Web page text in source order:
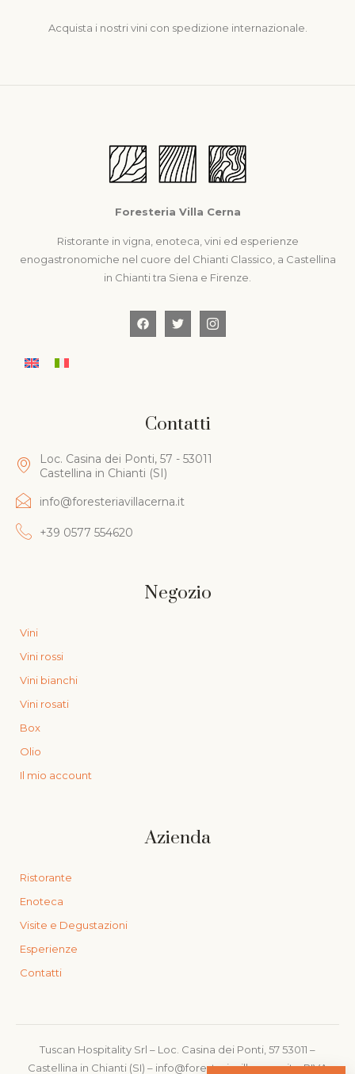
Acquista i nostri vini con spedizione internazionale.
Foresteria Villa Cerna
Ristorante in vigna, enoteca, vini ed esperienze
enogastronomiche nel cuore del Chianti Classico, a Castellina
in Chianti tra Siena e Firenze.
Contatti
Loc. Casina dei Ponti, 57 - 53011
Castellina in Chianti (SI)
info@foresteriavillacerna.it
+39 0577 554620
Negozio
Vini
Vini rossi
Vini bianchi
Vini rosati
Box
Olio
Il mio account
Azienda
Ristorante
Enoteca
Visite e Degustazioni
Esperienze
Contatti
Tuscan Hospitality Srl – Loc. Casina dei Ponti, 57 53011 –
Castellina in Chianti (SI) – info@foresteriavillacerna.it – PIVA